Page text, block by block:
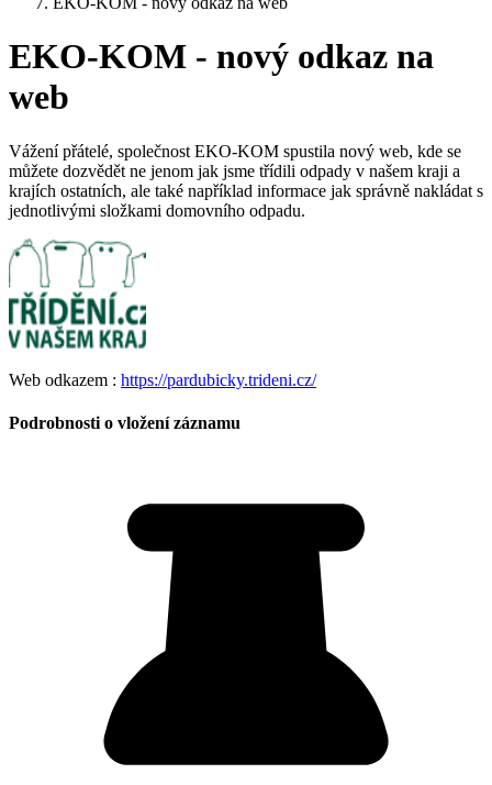
EKO-KOM - nový odkaz na
web
Vážení přátelé, společnost EKO-KOM spustila nový web, kde se
můžete dozvědět ne jenom jak jsme třídili odpady v našem kraji a
krajích ostatních, ale také například informace jak správně nakládat s
jednotlivými složkami domovního odpadu.
Web odkazem : https://pardubicky.trideni.cz/
Podrobnosti o vložení záznamu